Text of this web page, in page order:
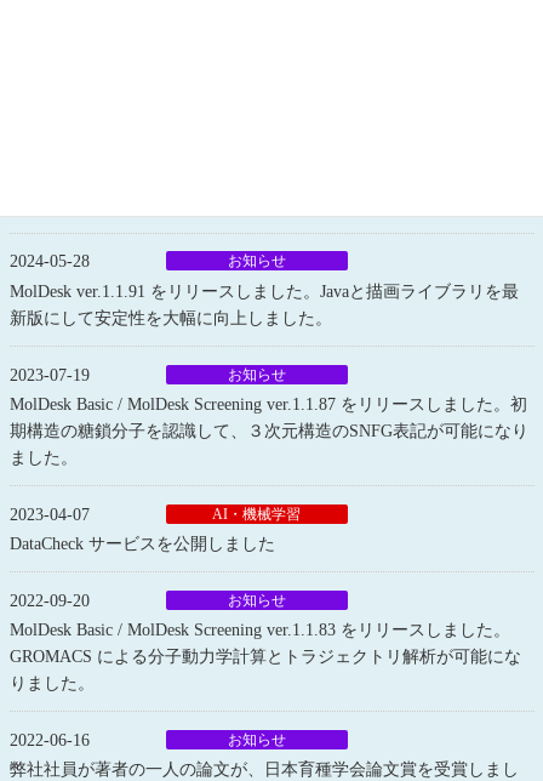
2024-05-28 お知らせ
MolDesk ver.1.1.91 をリリースしました。Javaと描画ライブラリを最
新版にして安定性を大幅に向上しました。
2023-07-19 お知らせ
MolDesk Basic / MolDesk Screening ver.1.1.87 をリリースしました。初
期構造の糖鎖分子を認識して、３次元構造のSNFG表記が可能になり
ました。
2023-04-07 AI・機械学習
DataCheck サービスを公開しました
2022-09-20 お知らせ
MolDesk Basic / MolDesk Screening ver.1.1.83 をリリースしました。
GROMACS による分子動力学計算とトラジェクトリ解析が可能にな
りました。
2022-06-16 お知らせ
弊社社員が著者の一人の論文が、日本育種学会論文賞を受賞しまし